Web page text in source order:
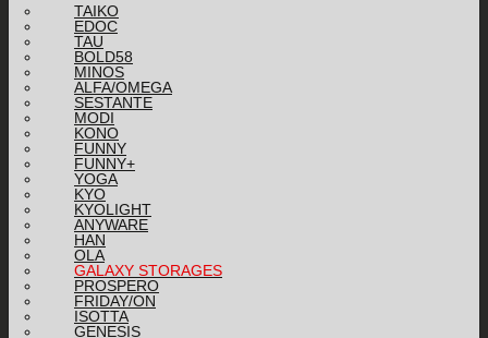
TAIKO
EDOC
TAU
BOLD58
MINOS
ALFA/OMEGA
SESTANTE
MODI
KONO
FUNNY
FUNNY+
YOGA
KYO
KYOLIGHT
ANYWARE
HAN
OLA
GALAXY STORAGES
PROSPERO
FRIDAY/ON
ISOTTA
GENESIS